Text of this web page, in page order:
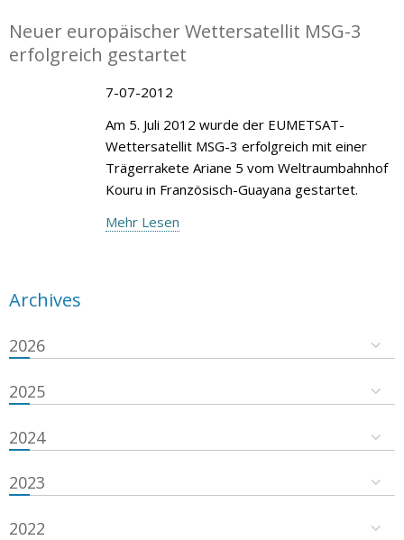
Neuer europäischer Wettersatellit MSG-3
erfolgreich gestartet
7-07-2012
Am 5. Juli 2012 wurde der EUMETSAT-
Wettersatellit MSG-3 erfolgreich mit einer
Trägerrakete Ariane 5 vom Weltraumbahnhof
Kouru in Französisch-Guayana gestartet.
Mehr Lesen
Archives
2026
2025
2024
2023
2022